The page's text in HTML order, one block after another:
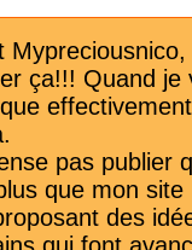
ça!!! Quand je
pas publier
que mon
des